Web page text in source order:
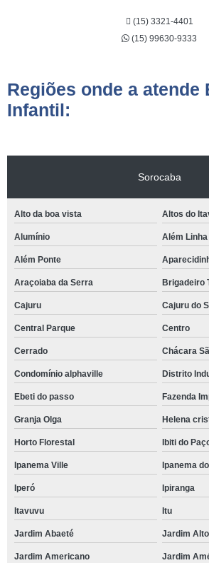
(15) 3321-4401
(15) 99630-9333
Regiões onde a atende
Infantil:
Sorocaba
Alto da boa vista Altos do
Alumínio Além Linha
Além Ponte
Araçoiaba da Serra Brigadeiro
Cajuru Cajuru do
Central Parque Centro
Cerrado Chácara
Condomínio alphaville Distrito
Ebeti do passo Fazenda
Granja Olga Helena
Horto Florestal Ibiti do
Ipanema Ville Ipanema
Iperó Ipiranga
Itavuvu Itu
Jardim Abaeté Jardim
Jardim Americano Jardim